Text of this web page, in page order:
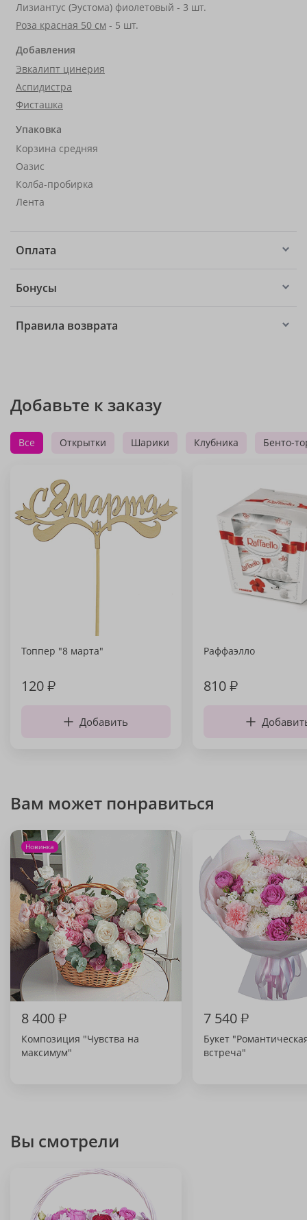
Лизиантус (Эустома) фиолетовый - 3 шт.
Роза красная 50 см - 5 шт.
Добавления
Эвкалипт цинерия
Аспидистра
Фисташка
Упаковка
Корзина средняя
Оазис
Колба-пробирка
Лента
Оплата
Бонусы
Правила возврата
Добавьте к заказу
Все Открытки Шарики Клубника Бенто-
Топпер "8 марта"
120₽
Добавить
Раффаэлло
810₽
Вам может понравиться
Новинка
8 400₽
Композиция "Чувства на
максимум"
7 540₽
Букет
встреча"
Вы смотрели